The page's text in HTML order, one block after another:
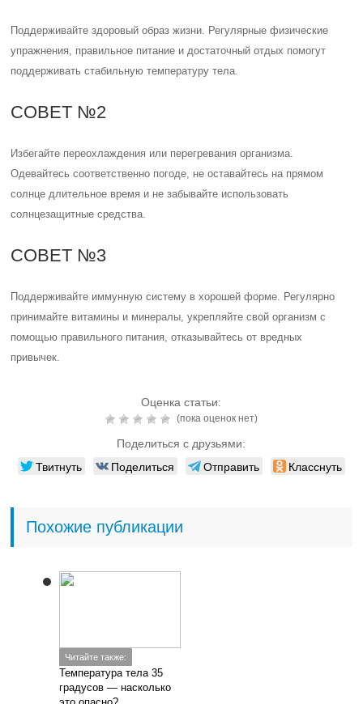
Поддерживайте здоровый образ жизни. Регулярные физические
упражнения, правильное питание и достаточный отдых помогут
поддерживать стабильную температуру тела.
СОВЕТ №2
Избегайте переохлаждения или перегревания организма.
Одевайтесь соответственно погоде, не оставайтесь на прямом
солнце длительное время и не забывайте использовать
солнцезащитные средства.
СОВЕТ №3
Поддерживайте иммунную систему в хорошей форме. Регулярно
принимайте витамины и минералы, укрепляйте свой организм с
помощью правильного питания, отказывайтесь от вредных
привычек.
Оценка статьи:
(пока оценок нет)
Поделиться с друзьями:
Твитнуть Поделиться Отправить Класснуть
Похожие публикации
Читайте также:
Температура тела 35
градусов — насколько